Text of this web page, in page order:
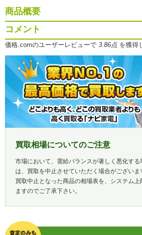
商品概要
コメント
価格.comのユーザーレビューで 3.86点を獲得
買取相場についてのご注意
市場において、需給バランスが著しく悪化す
は、買取を中止させていただく場合がございま
買取中止となった商品の相場表を、システム
ますのでご了承下さい。